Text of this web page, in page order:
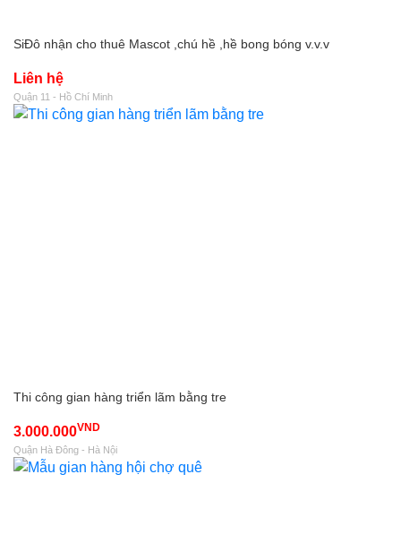
SiĐô nhận cho thuê Mascot ,chú hề ,hề bong bóng v.v.v
Liên hệ
Quận 11 - Hồ Chí Minh
Thi công gian hàng triển lãm bằng tre
3.000.000VND
Quận Hà Đông - Hà Nội